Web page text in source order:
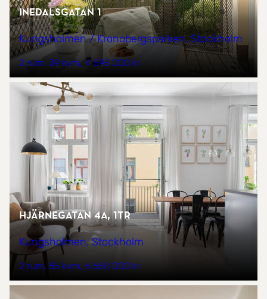
Inedalsgatan 1
Kungsholmen / Kronobergsparken, Stockholm
2 rum 39 kvm 4 595 000 kr
Hjärnegatan 4A, 1tr
Kungsholmen, Stockholm
2 rum 55 kvm 6 650 000 kr